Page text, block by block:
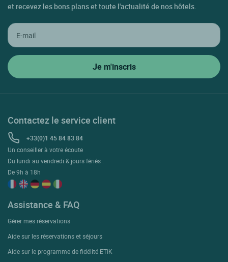
et recevez les bons plans et toute l'actualité de nos hôtels.
Contactez le service client
+33(0)1 45 84 83 84
Un conseiller à votre écoute
Du lundi au vendredi & jours fériés :
De 9h à 18h
Assistance & FAQ
Gérer mes réservations
Aide sur les réservations et séjours
Aide sur le programme de fidélité ETIK